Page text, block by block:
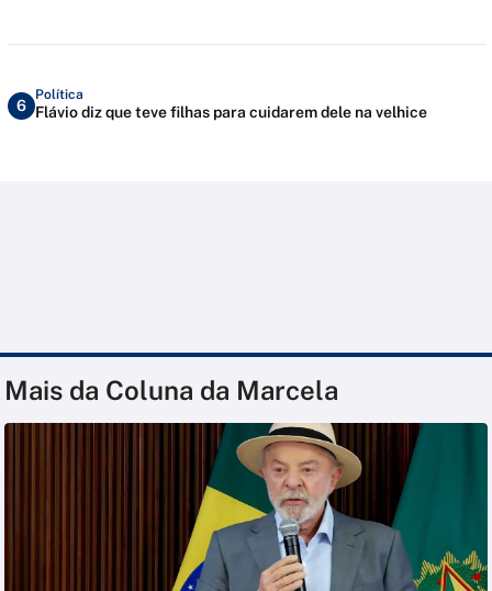
6
Política
Flávio diz que teve filhas para cuidarem dele na velhice
Mais da Coluna da Marcela